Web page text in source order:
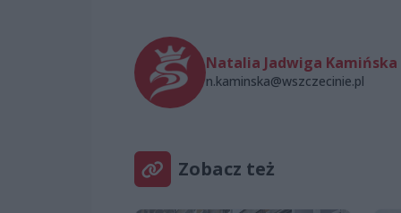
Natalia Jadwiga Kamińska
n.kaminska@wszczecinie.pl
Zobacz też